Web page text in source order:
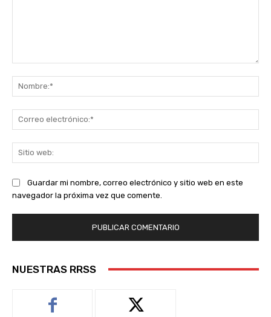
Guardar mi nombre, correo electrónico y sitio web en este
navegador la próxima vez que comente.
NUESTRAS RRSS